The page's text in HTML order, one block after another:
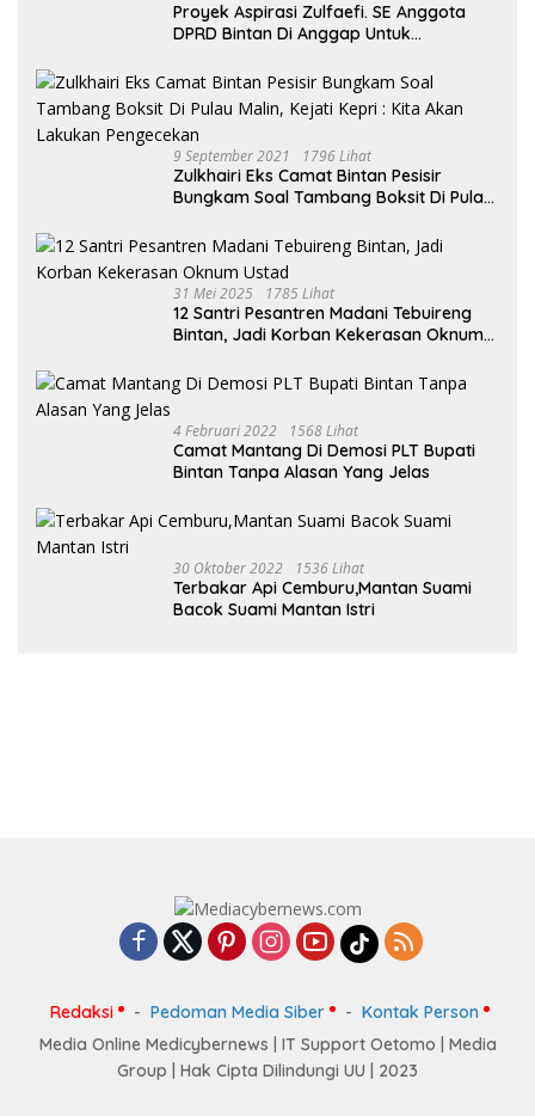
Proyek Aspirasi Zulfaefi. SE Anggota
DPRD Bintan Di Anggap Untuk
9 September 2021 1796 Lihat
Zulkhairi Eks Camat Bintan Pesisir
Bungkam Soal Tambang Boksit Di Pulau
Pengecekan
31 Mei 2025 1785 Lihat
12 Santri Pesantren Madani Tebuireng
Bintan, Jadi Korban Kekerasan Oknum
4 Februari 2022 1568 Lihat
Camat Mantang Di Demosi PLT Bupati
Bintan Tanpa Alasan Yang Jelas
30 Oktober 2022 1536 Lihat
Terbakar Api Cemburu,Mantan Suami
Bacok Suami Mantan Istri
Redaksi Pedoman Media Siber
Kontak Person
Media Online Medicybernews | IT Support Oetomo | Media
Group | Hak Cipta Dilindungi UU | 2023